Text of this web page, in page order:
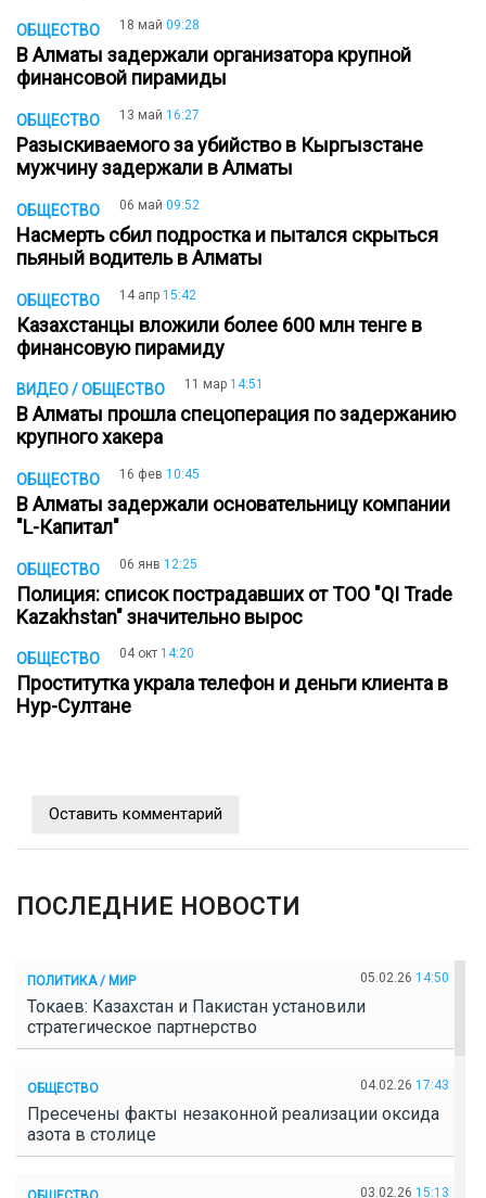
ОБЩЕСТВО 18 май 09:28
В Алматы задержали организатора крупной
финансовой пирамиды
ОБЩЕСТВО 13 май 16:27
Разыскиваемого за убийство в Кыргызстане
мужчину задержали в Алматы
ОБЩЕСТВО 06 май 09:52
Насмерть сбил подростка и пытался скрыться
пьяный водитель в Алматы
ОБЩЕСТВО 14 апр 15:42
Казахстанцы вложили более 600 млн тенге в
финансовую пирамиду
ВИДЕО / ОБЩЕСТВО 11 мар 14:51
В Алматы прошла спецоперация по задержанию
крупного хакера
ОБЩЕСТВО 16 фев 10:45
В Алматы задержали основательницу компании
"L-Капитал"
ОБЩЕСТВО 06 янв 12:25
Полиция: список пострадавших от ТОО "QI Trade
Kazakhstan" значительно вырос
ОБЩЕСТВО 04 окт 14:20
Проститутка украла телефон и деньги клиента в
Нур-Султане
Оставить комментарий
ПОСЛЕДНИЕ НОВОСТИ
ПОЛИТИКА / МИР 05.02.26 14:50
Токаев: Казахстан и Пакистан установили
стратегическое партнерство
ОБЩЕСТВО 04.02.26 17:43
Пресечены факты незаконной реализации оксида
азота в столице
03.02.26 15:13